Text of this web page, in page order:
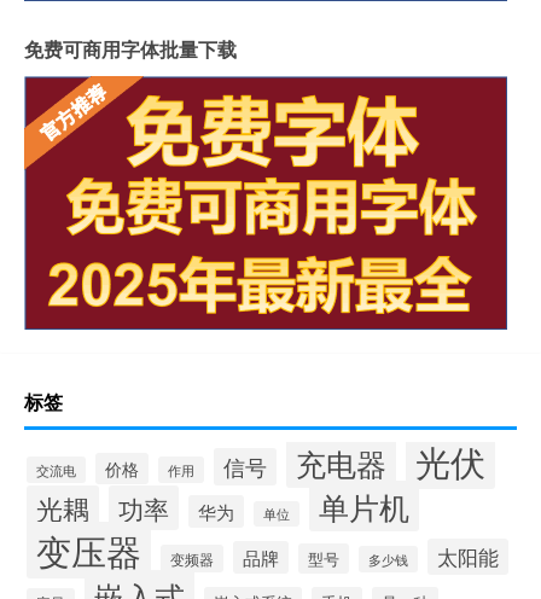
免费可商用字体批量下载
标签
交流电 价格 作用 信号 充电器 光伏
光耦 功率 华为 单位 单片机
变压器 变频器 品牌 型号 多少钱 太阳能